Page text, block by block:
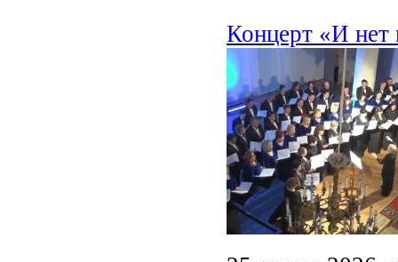
Концерт «И нет